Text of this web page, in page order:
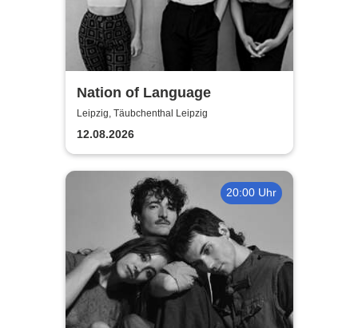
Nation of Language
Leipzig, Täubchenthal Leipzig
12.08.2026
20:00 Uhr